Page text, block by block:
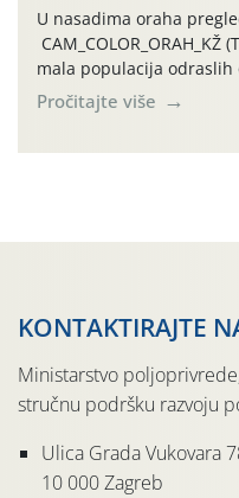
U nasadima oraha
mala populacija
(Rhagoletis completa).
činjenicom da je riječ o
Pročitajte više
KONTAKTIRAJTE
Ministarstvo
stručnu podršku razvoju
Ulica Grada Vukovara
10 000 Zagreb